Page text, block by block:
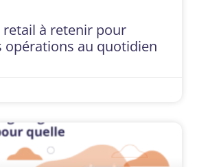
à retenir pour
opérations au quotidien